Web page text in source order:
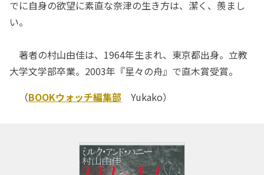
でに自身の欲望に素直な奈津の生き方は、潔く、羨まし
い。
著者の村山由佳は、1964年生まれ、東京都出身。立教
大学文学部卒業。2003年『星々の舟』で直木賞受賞。
（BOOKウォッチ編集部 Yukako）